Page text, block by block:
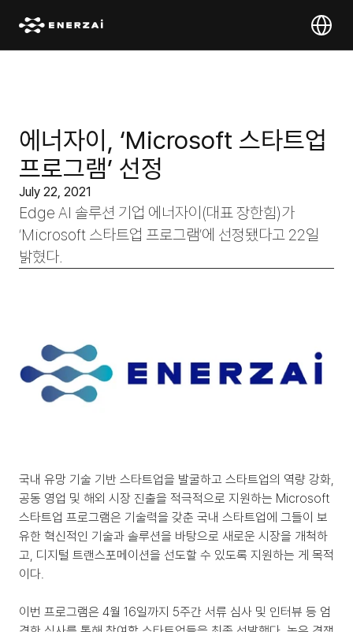
에너자이, ‘Microsoft 스타트업
프로그램’ 선정
July 22, 2021
Edge AI 솔루션 기업 에너자이(대표 장한힘)가
‘Microsoft 스타트업 프로그램’에 선정됐다고 22일
밝혔다.
국내 유망 기술 기반 스타트업을 발굴하고 스타트업의 역량 강화,
공동 영업 및 해외 시장 진출을 적극적으로 지원하는 Microsoft
스타트업 프로그램은 기술력을 갖춘 국내 스타트업에 그들이 보
유한 혁신적인 기술과 솔루션을 바탕으로 새로운 시장을 개척하
고, 디지털 트랜스포메이션을 선도할 수 있도록 지원하는 게 목적
이다.
이번 프로그램은 4월 16일까지 5주간 서류 심사 및 인터뷰 등 엄